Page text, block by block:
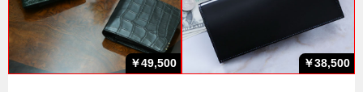
￥49,500 ￥38,500